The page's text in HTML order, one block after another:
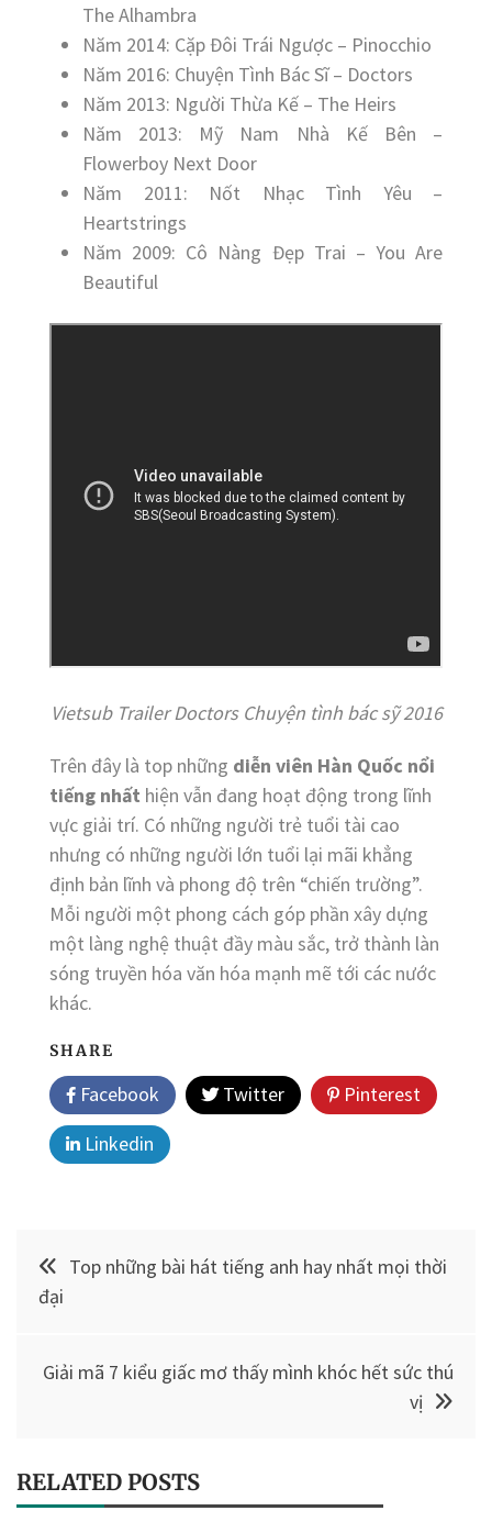
The Alhambra
Năm 2014: Cặp Đôi Trái Ngược – Pinocchio
Năm 2016: Chuyện Tình Bác Sĩ – Doctors
Năm 2013: Người Thừa Kế – The Heirs
Năm 2013: Mỹ Nam Nhà Kế Bên –
Flowerboy Next Door
Năm 2011: Nốt Nhạc Tình Yêu –
Heartstrings
Năm 2009: Cô Nàng Đẹp Trai – You Are
Beautiful
Vietsub Trailer Doctors Chuyện tình bác sỹ 2016
Trên đây là top những diễn viên Hàn Quốc nổi
tiếng nhất hiện vẫn đang hoạt động trong lĩnh
vực giải trí. Có những người trẻ tuổi tài cao
nhưng có những người lớn tuổi lại mãi khẳng
định bản lĩnh và phong độ trên “chiến trường”.
Mỗi người một phong cách góp phần xây dựng
một làng nghệ thuật đầy màu sắc, trở thành làn
sóng truyền hóa văn hóa mạnh mẽ tới các nước
khác.
SHARE
Facebook Twitter
Pinterest
Linkedin
Điều
hướng
viết
Top những bài hát tiếng anh hay nhất mọi thời
đại
Giải mã 7 kiểu giấc mơ thấy mình khóc hết sức thú
vị
RELATED POSTS